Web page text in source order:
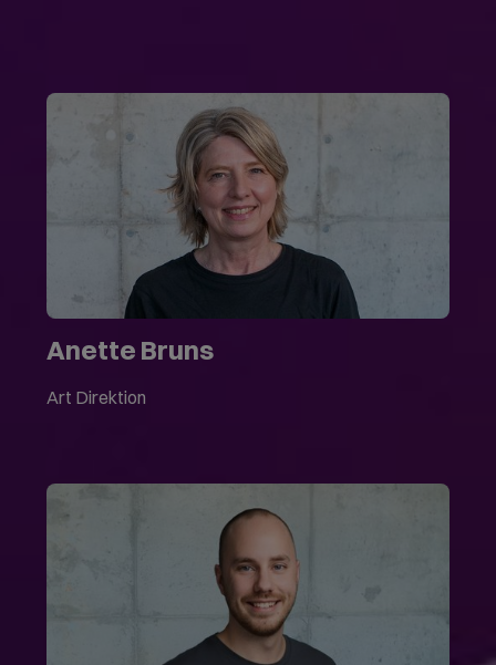
Anette Bruns
Art Direktion